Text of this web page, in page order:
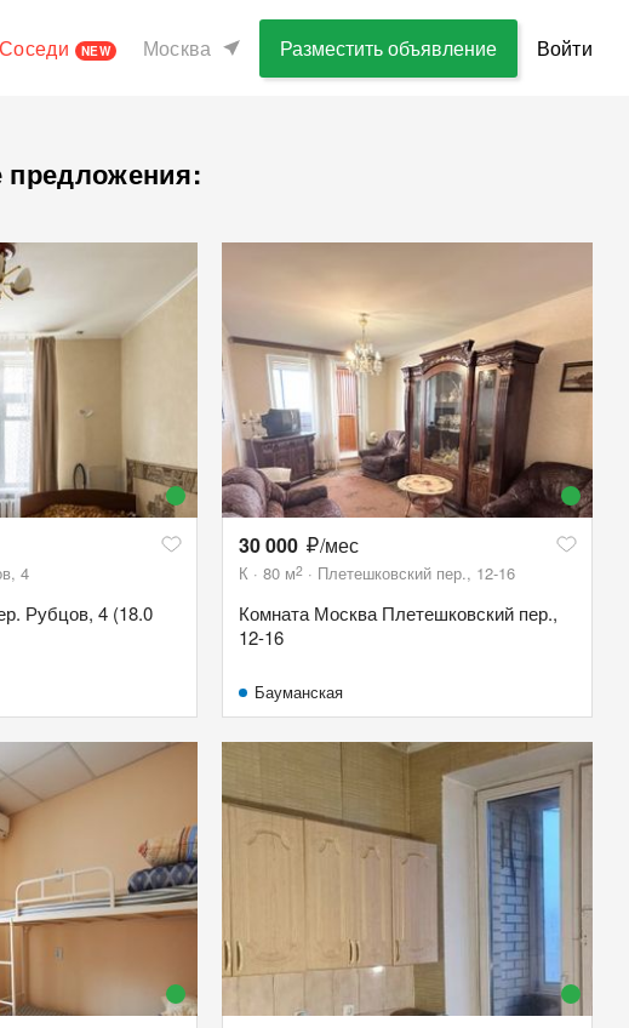
Соседи NEW Москва Разместить объявление Войти
предложения:
4
Рубцов, 4 (18.0
30 000 /мес
К 80 м2 Плетешковский пер., 12-16
Комната Москва Плетешковский пер.,
12-16
Бауманская